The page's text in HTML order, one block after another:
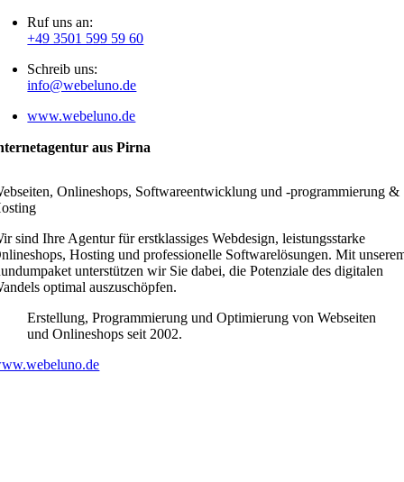
Ruf uns an:
+49 3501 599 59 60
Schreib uns:
info@webeluno.de
www.webeluno.de
aus Pirna
Onlineshops, Softwareentwicklung und -programmierung &
sind Ihre Agentur für erstklassiges Webdesign, leistungsstarke
Hosting und professionelle Softwarelösungen. Mit
unterstützen wir Sie dabei, die Potenziale des digitalen
optimal auszuschöpfen.
Erstellung, Programmierung und Optimierung von Webseiten
und Onlineshops seit 2002.